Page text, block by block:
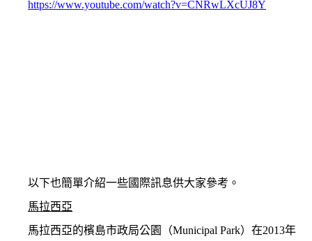
https://www.youtube.com/watch?v=CNRwLXcUJ8Y
以下也簡單介紹一些國際訊息供大家參考。
馬拉西亞
馬拉西亞的檳島市政局公園（Municipal Park）在2013年